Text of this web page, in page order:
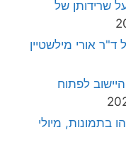
שרידותן של
אורי מילשטיין
לפתוח
בתמונות, מיולי